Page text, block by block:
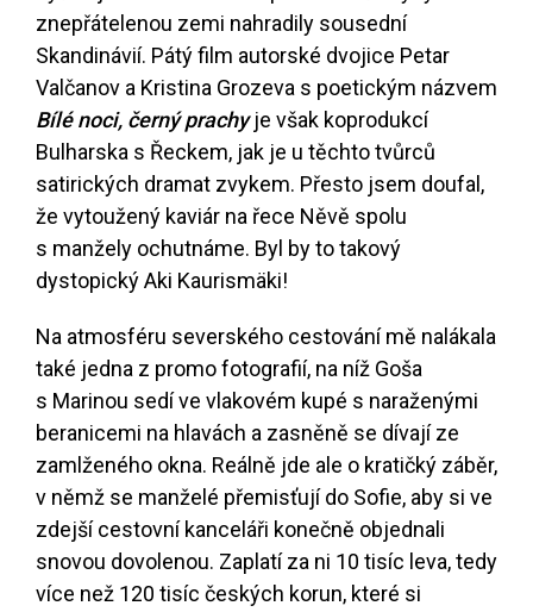
znepřátelenou zemi nahradily sousední
Skandinávií. Pátý film autorské dvojice Petar
Valčanov a Kristina Grozeva s poetickým názvem
Bílé noci, černý prachyje však koprodukcí
Bulharska s Řeckem, jak je u těchto tvůrců
satirických dramat zvykem. Přesto jsem doufal,
že vytoužený kaviár na řece Něvě spolu
s manžely ochutnáme. Byl by to takový
dystopický Aki Kaurismäki!
Na atmosféru severského cestování mě nalákala
také jedna z promo fotografií, na níž Goša
s Marinou sedí ve vlakovém kupé s naraženými
beranicemi na hlavách a zasněně se dívají ze
zamlženého okna. Reálně jde ale o kratičký záběr,
v němž se manželé přemisťují do Sofie, aby si ve
zdejší cestovní kanceláři konečně objednali
snovou dovolenou. Zaplatí za ni 10 tisíc leva, tedy
více než 120 tisíc českých korun, které si